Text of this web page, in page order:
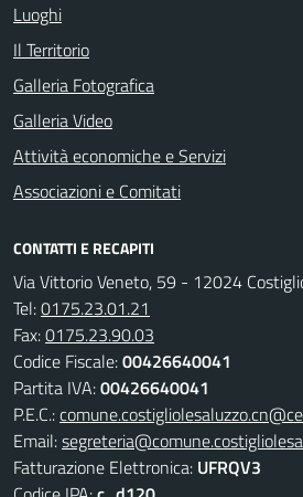
Luoghi
Il Territorio
Galleria Fotografica
Galleria Video
Attività economiche e Servizi
Associazioni e Comitati
CONTATTI E RECAPITI
Via Vittorio Veneto, 59 - 12024
Tel:0175.23.01.21
Fax:0175.23.90.03
Codice Fiscale:00426640041
Partita IVA:00426640041
P.E.C.:
Email:
Fatturazione Elettronica: UFRQV3